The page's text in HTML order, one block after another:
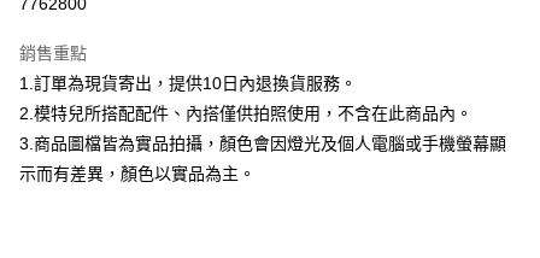
合作金庫商業銀行
華南商業銀行
彰化商業銀行
上海商業儲蓄銀行
台北富邦商業銀行
國泰世華商業銀行
兆豐國際商業銀行
臺灣中小企業銀行
超商取貨付款
LINE Pay
Apple Pay
銷售重點
1.訂單為現貨寄出，提供10日內退換貨服務。
2.模特兒所搭配配件、內搭僅供拍照使用，不含在此商品內。
3.商品圖檔皆為實品拍攝，顏色會因燈光及個人電腦或手機螢幕顯
示而有差異，顏色以實品為主。